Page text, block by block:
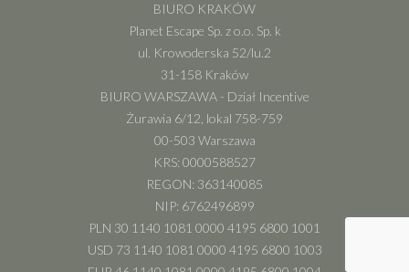
BIURO KRAKÓW
Planet Escape Sp. z o.o. Sp. k
ul. Krowoderska 52/lu.2
31-158 Kraków
BIURO WARSZAWA - Dział Incentive
Żurawia 6/12, lokal 758-759
00-503 Warszawa
KRS: 0000588527
REGON: 363140085
NIP: 6762496899
PLN 30 1140 1081 0000 4195 6800 1001
USD 73 1140 1081 0000 4195 6800 1003